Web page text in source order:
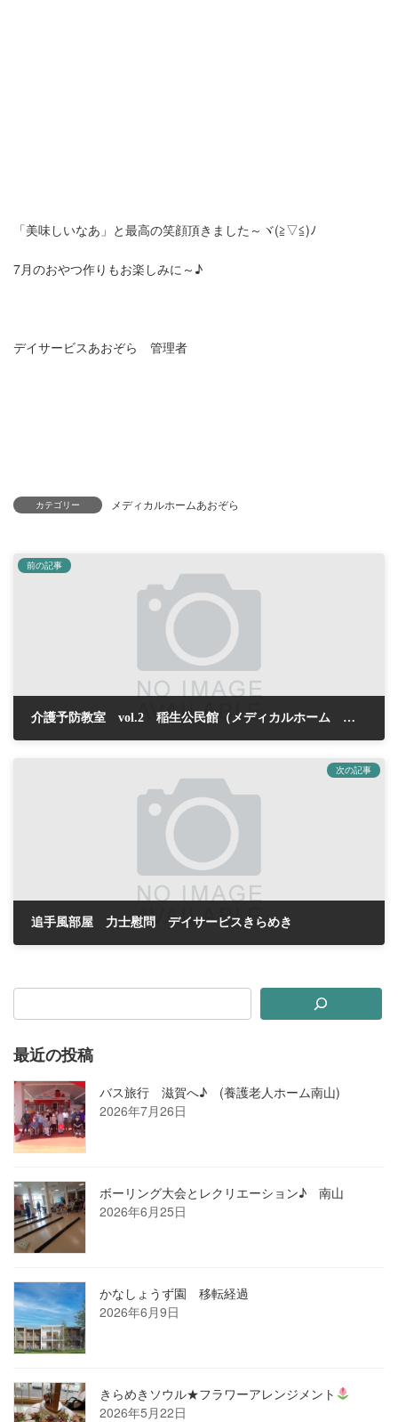
「美味しいなあ」と最高の笑顔頂きました～ヾ(≧▽≦)ﾉ
7月のおやつ作りもお楽しみに～♪
デイサービスあおぞら 管理者
カテゴリー メディカルホームあおぞら
前の記事
介護予防教室 vol.2 稲生公民館（メディカルホーム あおぞら）
次の記事
追手風部屋 力士慰問 デイサービスきらめき
最近の投稿
バス旅行 滋賀へ♪ (養護老人ホーム南山)
2026年7月26日
ボーリング大会とレクリエーション♪ 南山
2026年6月25日
かなしょうず園 移転経過
2026年6月9日
きらめきソウル★フラワーアレンジメント
2026年5月22日